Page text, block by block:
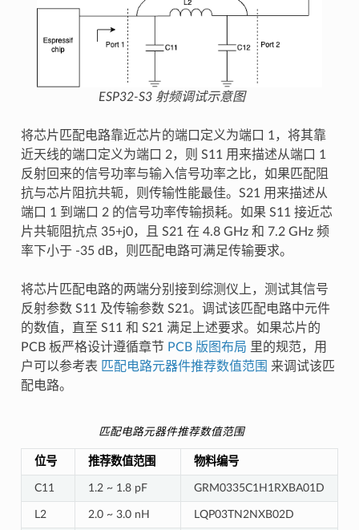
ESP32-S3 射频调试示意图
将芯片匹配电路靠近芯片的端口定义为端口 1，将其靠
近天线的端口定义为端口 2，则 S11 用来描述从端口 1
反射回来的信号功率与输入信号功率之比，如果匹配阻
抗与芯片阻抗共轭，则传输性能最佳。S21 用来描述从
端口 1 到端口 2 的信号功率传输损耗。如果 S11 接近芯
片共轭阻抗点 35+j0，且 S21 在 4.8 GHz 和 7.2 GHz 频
率下小于 -35 dB，则匹配电路可满足传输要求。
将芯片匹配电路的两端分别接到综测仪上，测试其信号
反射参数 S11 及传输参数 S21。调试该匹配电路中元件
的数值，直至 S11 和 S21 满足上述要求。如果芯片的
PCB 板严格设计遵循章节 PCB 版图布局 里的规范，用
户可以参考表 匹配电路元器件推荐数值范围 来调试该匹
配电路。
匹配电路元器件推荐数值范围
位号 推荐数值范围 物料编号
C11 1.2 ~ 1.8 pF GRM0335C1H1RXBA01D
L2 2.0 ~ 3.0 nH LQP03TN2NXB02D